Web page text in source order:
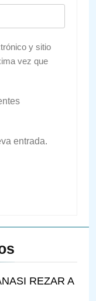
y sitio
vez que
entrada.
REZAR A